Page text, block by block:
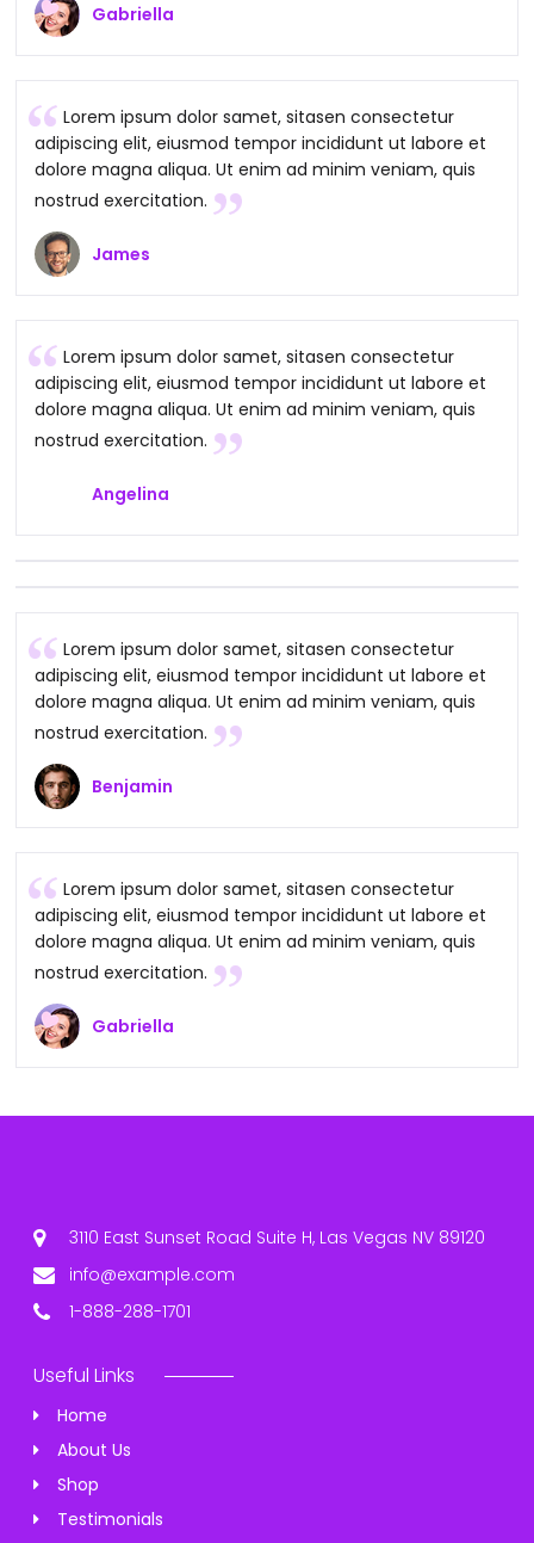
Gabriella
Lorem ipsum dolor samet, sitasen consectetur
adipiscing elit, eiusmod tempor incididunt ut labore et
dolore magna aliqua. Ut enim ad minim veniam, quis
nostrud exercitation.
James
Lorem ipsum dolor samet, sitasen consectetur
adipiscing elit, eiusmod tempor incididunt ut labore et
dolore magna aliqua. Ut enim ad minim veniam, quis
nostrud exercitation.
Angelina
Lorem ipsum dolor samet, sitasen consectetur
adipiscing elit, eiusmod tempor incididunt ut labore et
dolore magna aliqua. Ut enim ad minim veniam, quis
nostrud exercitation.
Benjamin
Lorem ipsum dolor samet, sitasen consectetur
adipiscing elit, eiusmod tempor incididunt ut labore et
dolore magna aliqua. Ut enim ad minim veniam, quis
nostrud exercitation.
Gabriella
3110 East Sunset Road Suite H, Las Vegas NV 89120
info@example.com
1-888-288-1701
Useful Links
Home
About Us
Shop
Testimonials